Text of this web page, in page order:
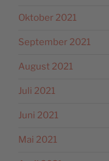
Oktober 2021
September 2021
August 2021
Juli 2021
Juni 2021
Mai 2021